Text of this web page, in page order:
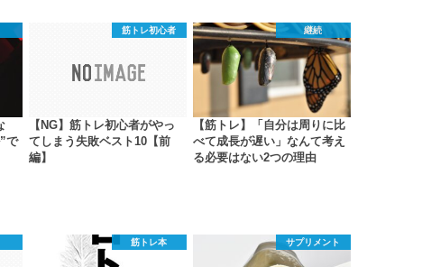
で
筋トレ初心者
【NG】筋トレ初心者がやっ
てしまう失敗ベスト10【前
編】
継続
【筋トレ】「自分は周りに比
べて成長が遅い」なんて考え
る必要はない2つの理由
筋トレ本 サプリメント